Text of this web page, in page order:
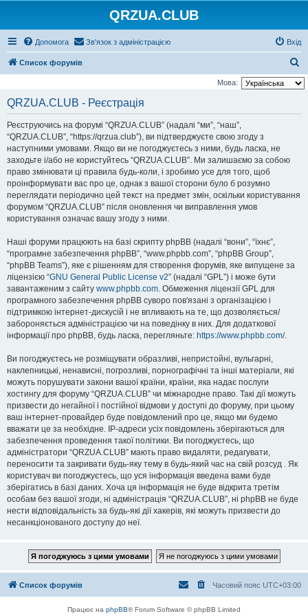
QRZUA.CLUB
Допомога Зв'язок з адміністрацією Вхід
Список форумів
о
Мова:
QRZUA.CLUB - Реєстрація
Реєструючись на форумі “QRZUA.CLUB” (надалі “ми”, “наш”,
“QRZUA.CLUB”, “https://qrzua.club”), ви підтверджуєте свою згоду з
наступними умовами. Якщо ви не погоджуєтесь з ними, будь ласка, не
заходьте і/або не користуйтесь “QRZUA.CLUB”. Ми залишаємо за собою
право змінювати ці правила будь-коли, і зробимо усе для того, щоб
проінформувати вас про це, однак з вашої сторони було б розумно
переглядати періодично цей текст на предмет змін, оскільки користування
форумом “QRZUA.CLUB” після оновлення чи виправлення умов
користування означає вашу згоду з ними.
Наші форуми працюють на базі скрипту phpBB (надалі “вони”, “їхнє”,
“програмне забезпечення phpBB”, “www.phpbb.com”, “phpBB Group”,
“phpBB Teams”), яке є рішенням для створення форумів, яке випущене за
ліцензією “GNU General Public License v2” (надалі “GPL”) і може бути
завантаженим з сайту www.phpbb.com. Обмеження ліцензії GPL для
програмного забезпечення phpBB суворо пов'язані з організацією і
підтримкою інтернет-дискусій і не впливають на те, що дозволяється/
забороняється адміністрацією чи на поведінку в них. Для додаткової
інформації про phpBB, будь ласка, перегляньте: https://www.phpbb.com/.
Ви погоджуєтесь не розміщувати образливі, непристойні, вульгарні,
наклепницькі, ненависні, погрозливі, порнографічні та інші матеріали, які
можуть порушувати закони вашої країни, країни, яка надає послуги
хостингу для форуму “QRZUA.CLUB” чи міжнародне право. Такі дії можуть
призвести до негайної і постійної відмови у доступі до форуму, при цьому
ваш інтернет-провайдер буде повідомлений про це, якщо ми будемо
вважати це за необхідне. IP-адреси усіх повідомлень зберігаються для
забезпечення проведення такої політики. Ви погоджуєтесь, що
адміністратори “QRZUA.CLUB” мають право видаляти, редагувати,
переносити та закривати будь-яку тему в будь-який час на свій розсуд . Як
користувач ви погоджуєтесь, що уся інформація введена вами буде
зберігатись в базі даних. Хоча ця інформація не буде відкрита третім
особам без вашої згоди, ні адміністрація “QRZUA.CLUB”, ні phpBB не буде
нести відповідальність за будь-які дії хакерів, які можуть призвести до
несанкціонованого доступу до неї.
Список форумів Часовий пояс UTC+03:00
Працює на phpBB® Forum Software © phpBB Limited